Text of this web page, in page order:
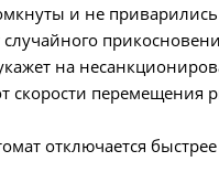
и не приварились
на
перемещения
отключается